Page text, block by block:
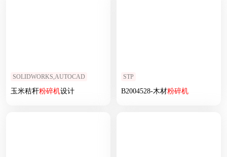
SOLIDWORKS,AUTOCAD
玉米秸秆粉碎机设计
STP
B2004528-木材粉碎机